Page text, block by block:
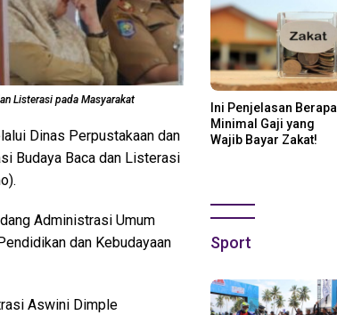
Listerasi pada Masyarakat
Dinas Perpustakaan dan
Budaya Baca dan Listerasi
Administrasi Umum
dan Kebudayaan
Aswini Dimple
Ini Penjelasan Berapa
Minimal Gaji yang
Wajib Bayar Zakat!
Sport